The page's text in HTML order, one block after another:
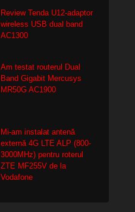
Review Tenda U12-adaptor
wireless USB dual band
AC1300
Am testat routerul Dual
Band Gigabit Mercusys
MR50G AC1900
Mi-am instalat antenă
externă 4G LTE ALP (800-
3000MHz) pentru roterul
ZTE MF255V de la
Vodafone